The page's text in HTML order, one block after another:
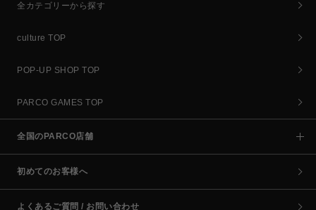
全カテゴリーから探す
culture TOP
POP-UP SHOP TOP
PARCO GAMES TOP
全国のPARCO店舗
初めてのお客様へ
よくあるご質問 / お問い合わせ